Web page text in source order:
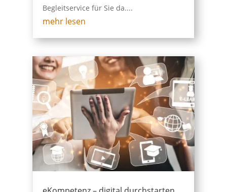
Begleitservice für Sie da....
mehr lesen